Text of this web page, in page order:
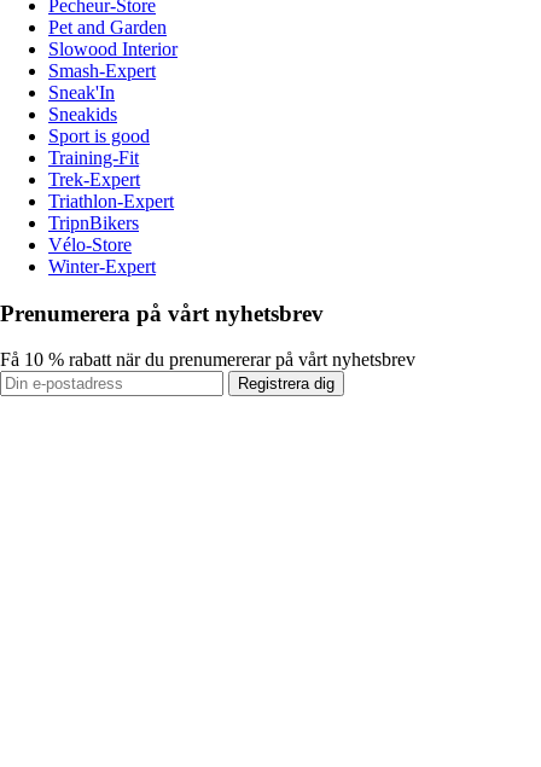
Pecheur-Store
Pet and Garden
Slowood Interior
Smash-Expert
Sneak'In
Sneakids
Sport is good
Training-Fit
Trek-Expert
Triathlon-Expert
TripnBikers
Vélo-Store
Winter-Expert
Prenumerera på vårt nyhetsbrev
Få 10 % rabatt när du prenumererar på vårt nyhetsbrev
Registrera dig